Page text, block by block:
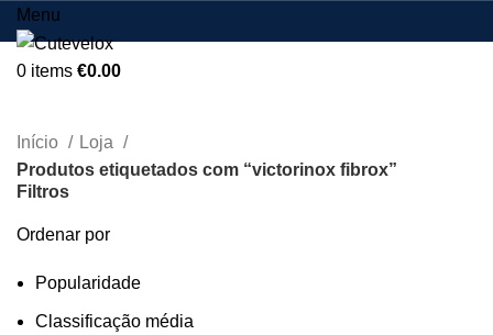
Menu
0 items €0.00
Início
Loja
Produtos etiquetados com “victorinox fibrox”
Filtros
Ordenar por
Popularidade
Classificação média